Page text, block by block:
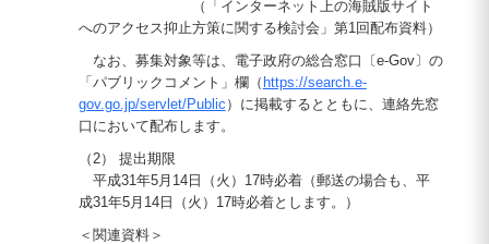
（「インターネット上の海賊版サイト
へのアクセス抑止方策に関する検討会」第1回配布資料）
なお、募集対象等は、電子政府の総合窓口〔e-Gov〕の
「パブリックコメント」欄（ https://search.e-
gov.go.jp/servlet/Public ）に掲載するとともに、連絡先窓
口において配布します。
（2） 提出期限
平成31年5月14日（火）17時必着（郵送の場合も、平
成31年5月14日（火）17時必着とします。）
＜関連資料＞